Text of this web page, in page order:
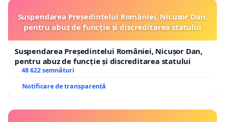
Suspendarea Președintelui României, Nicușor Dan,
pentru abuz de funcție și discreditarea statului
Suspendarea Președintelui României, Nicușor Dan,
pentru abuz de funcție și discreditarea statului
48 622 semnături
Notificare de transparență